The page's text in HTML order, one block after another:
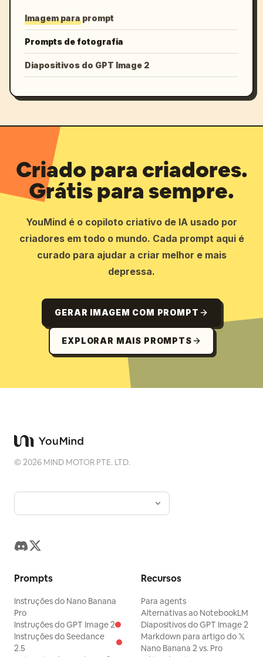
Imagem para prompt
Prompts de fotografia
Diapositivos do GPT Image 2
Criado para criadores.
Grátis para sempre.
YouMind é o copiloto criativo de IA usado por
criadores em todo o mundo. Cada prompt aqui é
curado para ajudar a criar melhor e mais
depressa.
GERAR IMAGEM COM PROMPT
EXPLORAR MAIS PROMPTS
©2026 MIND MOTOR PTE. LTD.
Prompts
Instruções do Nano Banana
Pro
Instruções do GPT Image 2
Instruções do Seedance
2.5
Recursos
Para agents
Alternativas ao NotebookLM
Diapositivos do GPT Image 2
Markdown para artigo do 𝕏
Nano Banana 2 vs. Pro